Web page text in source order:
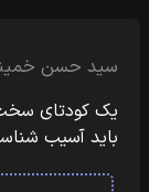
سید حسن
یک کودتای
باید آسیب